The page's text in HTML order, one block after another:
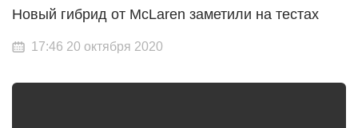
Новый гибрид от McLaren заметили на тестах
17:46 20 октября 2020